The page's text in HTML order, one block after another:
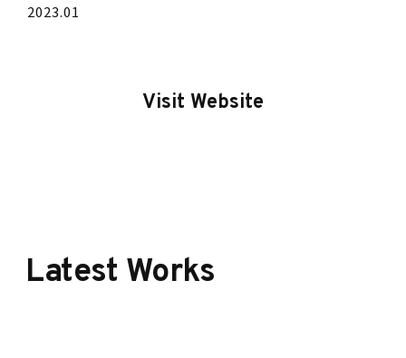
2023.01
Visit Website
Latest Works